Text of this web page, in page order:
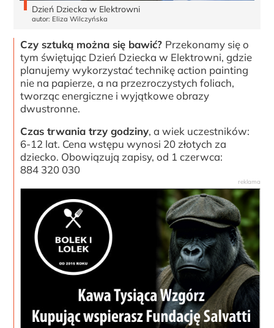
Dzień Dziecka w Elektrowni
autor: Eliza Wilczyńska
Czy sztuką można się bawić? Przekonamy się o
tym świętując Dzień Dziecka w Elektrowni, gdzie
planujemy wykorzystać technikę action painting
nie na papierze, a na przezroczystych foliach,
tworząc energiczne i wyjątkowe obrazy
dwustronne.
Czas trwania trzy godziny, a wiek uczestników:
6-12 lat. Cena wstępu wynosi 20 złotych za
dziecko. Obowiązują zapisy, od 1 czerwca:
884 320 030